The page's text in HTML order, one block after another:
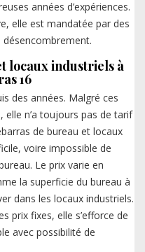
années d’expériences.
elle est mandatée par des
locaux industriels à
16
des années. Malgré ces
n’a toujours pas de tarif
de bureau et locaux
voire impossible de
Le prix varie en
la superficie du bureau à
dans les locaux industriels.
prix fixes, elle s’efforce de
avec possibilité de